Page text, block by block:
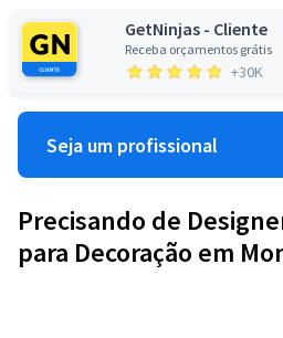
GetNinjas - Cliente
Receba orçamentos grátis
+30K
Seja um profissional
Precisando de
para Decoração em